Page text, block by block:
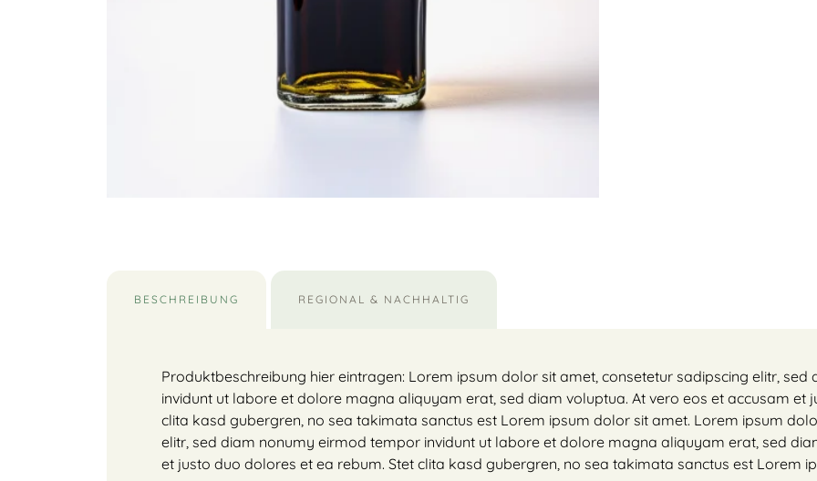
BESCHREIBUNG REGIONAL & NACHHALTIG
Produktbeschreibung hier eintragen: Lorem ipsum dolor sit amet, consetetur sadipscing elitr,
invidunt ut labore et dolore magna aliquyam erat, sed diam voluptua. At vero eos et accusam et
clita kasd gubergren, no sea takimata sanctus est Lorem ipsum dolor sit amet. Lorem ipsum
elitr, sed diam nonumy eirmod tempor invidunt ut labore et dolore magna aliquyam erat, sed
et justo duo dolores et ea rebum. Stet clita kasd gubergren, no sea takimata sanctus est Lorem